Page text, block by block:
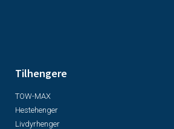
Tilhengere
TOW-MAX
Hestehenger
Livdyrhenger